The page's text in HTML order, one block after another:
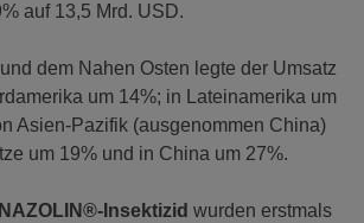
auf 13,5 Mrd. USD.
dem Nahen Osten legte der Umsatz
um 14%; in Lateinamerika um
Asien-Pazifik (ausgenommen China)
um 19% und in China um 27%.
Insektizid wurden erstmals